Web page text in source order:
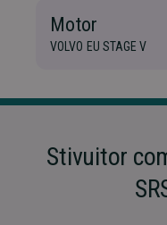
Motor
VOLVO EU STAGE V
Stivuitor